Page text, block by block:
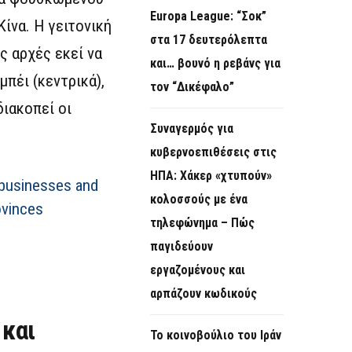
Η γειτονική
αρχές εκεί να
(κεντρικά),
οι
and
Europa League: “Σοκ”
στα 17 δευτερόλεπτα
και… βουνό η ρεβάνς για
τον “Δικέφαλο”
Συναγερμός για
κυβερνοεπιθέσεις στις
ΗΠΑ: Χάκερ «χτυπούν»
κολοσσούς με ένα
τηλεφώνημα – Πώς
παγιδεύουν
εργαζομένους και
αρπάζουν κωδικούς
Το κοινοβούλιο του Ιράν